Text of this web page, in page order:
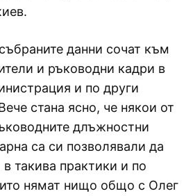
данни сочат към
и ръководни кадри в
и по други
стана ясно, че някои от
длъжностни
са си позволявали да
такива практики и по
нямат нищо общо с Олег